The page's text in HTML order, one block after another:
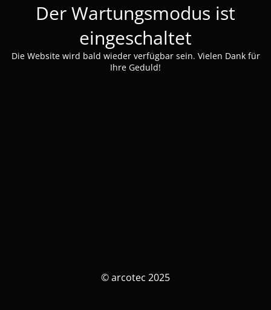
Der Wartungsmodus ist
eingeschaltet
Die Website wird bald wieder verfügbar sein. Vielen Dank für
Ihre Geduld!
© arcotec 2025